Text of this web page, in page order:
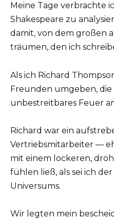
Meine Tage verbrachte
Shakespeare zu
damit, von dem großen
träumen, den ich
Als ich Richard
Freunden umgeben,
unbestreitbares Feuer
Richard war ein
Vertriebsmitarbeiter —
mit einem lockeren,
fühlen ließ, als sei ich
Universums.
Wir legten mein